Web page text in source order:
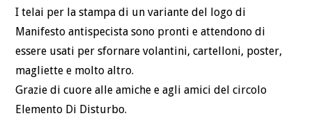
I telai per la stampa di un variante del logo di
Manifesto antispecista sono pronti e attendono di
essere usati per sfornare volantini, cartelloni, poster,
magliette e molto altro.
Grazie di cuore alle amiche e agli amici del circolo
Elemento Di Disturbo.